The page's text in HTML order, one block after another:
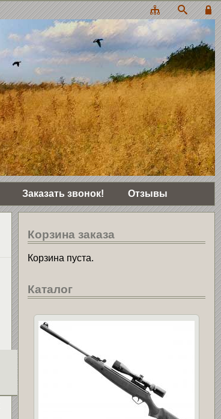
Заказать звонок! Отзывы
Корзина заказа
Корзина пуста.
Каталог